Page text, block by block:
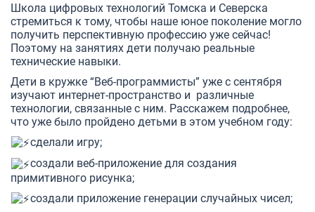
Школа цифровых технологий Томска и Северска
стремиться к тому, чтобы наше юное поколение могло
получить перспективную профессию уже сейчас!
Поэтому на занятиях дети получаю реальные
технические навыки.
Дети в кружке “Веб-программисты” уже с сентября
изучают интернет-пространство и различные
технологии, связанные с ним. Расскажем подробнее,
что уже было пройдено детьми в этом учебном году:
сделали игру;
создали веб-приложение для создания
примитивного рисунка;
создали приложение генерации случайных чисел;